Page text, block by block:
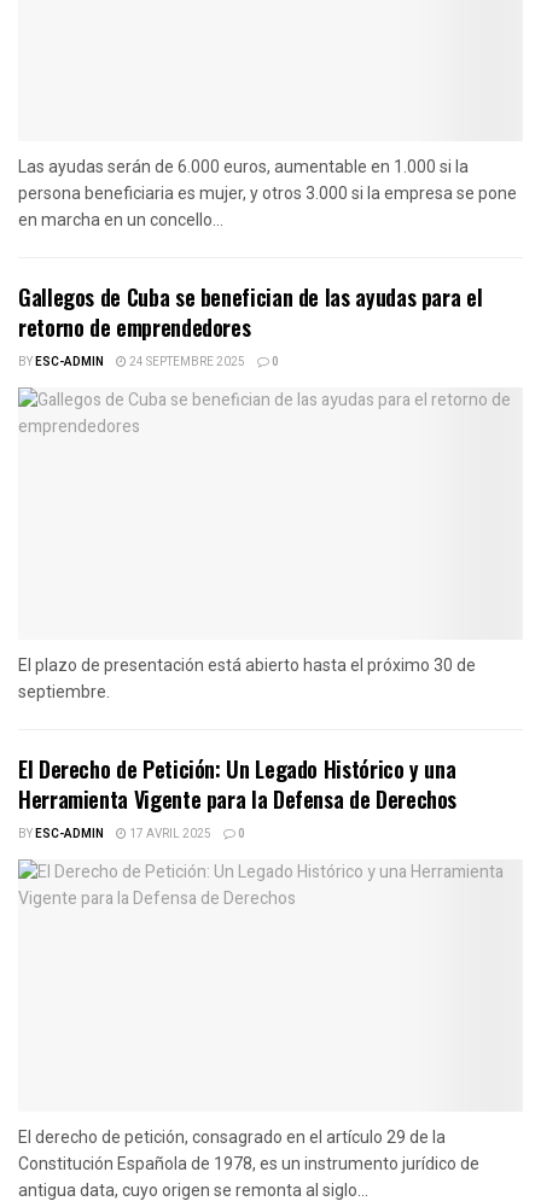
Las ayudas serán de 6.000 euros, aumentable en 1.000 si la
persona beneficiaria es mujer, y otros 3.000 si la empresa se pone
en marcha en un concello...
Gallegos de Cuba se benefician de las ayudas para el
retorno de emprendedores
BYESC-ADMIN 24 SEPTEMBRE 2025 0
El plazo de presentación está abierto hasta el próximo 30 de
septiembre.
El Derecho de Petición: Un Legado Histórico y una
Herramienta Vigente para la Defensa de Derechos
BYESC-ADMIN 17 AVRIL 2025 0
El derecho de petición, consagrado en el artículo 29 de la
Constitución Española de 1978, es un instrumento jurídico de
antigua data, cuyo origen se remonta al siglo...